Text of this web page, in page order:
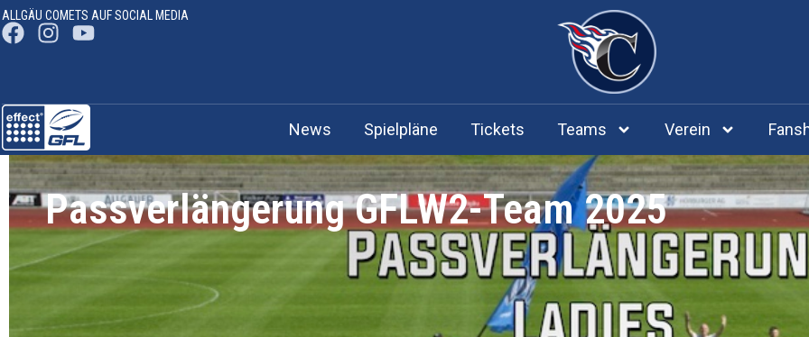
ALLGÄU COMETS AUF SOCIAL MEDIA
News Spielpläne Tickets Teams Verein
Passverlängerung GFLW2-Team 2025